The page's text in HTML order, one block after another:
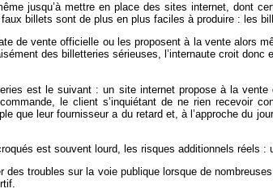
jusqu’à mettre en place des sites internet, dont
billets sont de plus en plus faciles à produire : les
de vente officielle ou les proposent à la vente alors
des billetteries sérieuses, l’internaute croit
est le suivant : un site internet propose à la
le client s’inquiétant de ne rien recevoir
que leur fournisseur a du retard et, à l’approche du
est souvent lourd, les risques additionnels réels
troubles sur la voie publique lorsque de